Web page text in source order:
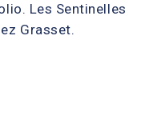
Les Sentinelles
Grasset.